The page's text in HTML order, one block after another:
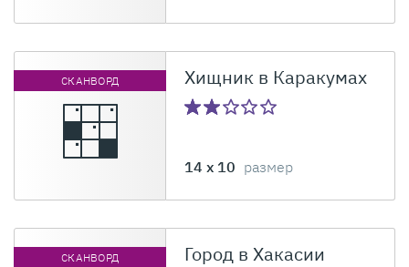
СКАНВОРД Хищник в Каракумах
14 x 10 размер
СКАНВОРД Город в Хакасии